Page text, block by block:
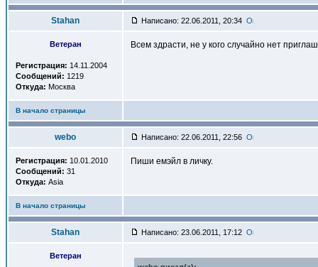
Stahan Написано: 22.06.2011, 20:34
Ветеран
Регистрация: 14.11.2004
Сообщений: 1219
Откуда: Москва
Всем здрасти, не у кого случайно нет
В начало страницы
webo Написано: 22.06.2011, 22:56
Регистрация: 10.01.2010
Сообщений: 31
Откуда: Asia
Пиши емэйл в личку.
В начало страницы
Stahan Написано: 23.06.2011, 17:12
Ветеран